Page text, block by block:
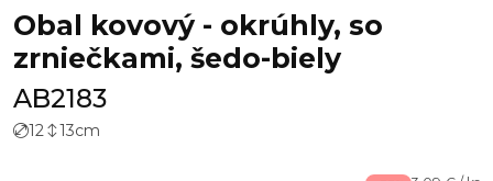
Obal kovový - okrúhly, so
zrniečkami, šedo-biely
AB2183
12 13cm